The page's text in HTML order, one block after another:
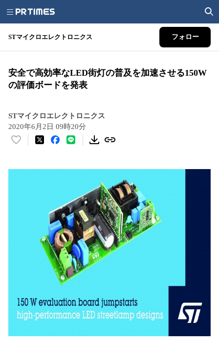
STマイクロエレクトロニクス フォロー
安全で高効率なLED街灯の普及を加速させる150W
の評価ボードを発表
STマイクロエレクトロニクス
2020年6月2日 09時20分
い